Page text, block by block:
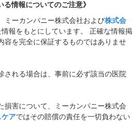
る情報についてのご注意》
ミーカンパニー株式会社および株式会
報をもとにしています。 正確な情報掲
容を完全に保証するものではありませ
される場合は、事前に必ず該当の医院
損害について、ミーカンパニー株式会
ケアではその賠償の責任を一切負わない